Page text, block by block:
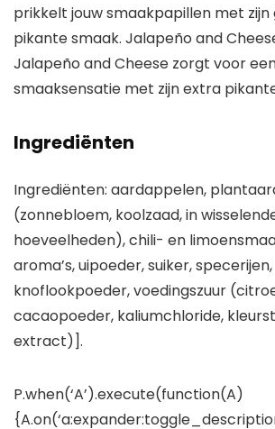
prikkelt jouw smaakpapillen met
pikante smaak. Jalapeño and
Jalapeño and Cheese zorgt voor
smaaksensatie met zijn extra
Ingrediënten
Ingrediënten: aardappelen,
(zonnebloem, koolzaad, in
hoeveelheden), chili- en
aroma’s, uipoeder, suiker, specerijen,
knoflookpoeder, voedingszuur
cacaopoeder, kaliumchloride,
extract)].
P.when(‘A’).execute(function(A)